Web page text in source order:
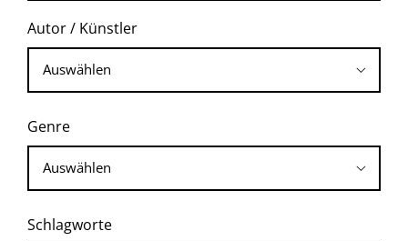
Autor / Künstler
Genre
Schlagworte